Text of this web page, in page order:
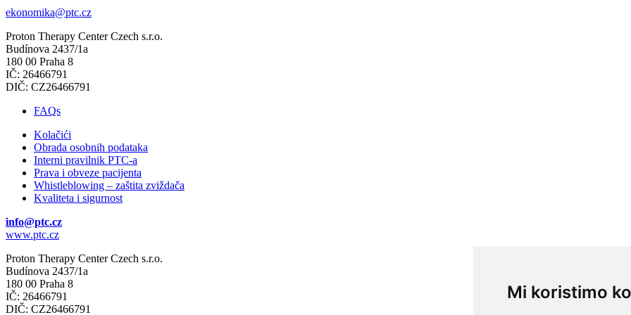
Mi koristimo
ekonomika@ptc.cz
Proton Therapy Center Czech s.r.o.
Budínova 2437/1a
180 00 Praha 8
IČ: 26466791
DIČ: CZ26466791
FAQs
Kolačići
Obrada osobnih podataka
Interni pravilnik PTC-a
Prava i obveze pacijenta
Whistleblowing – zaštita zviždača
Kvaliteta i sigurnost
info@ptc.cz
www.ptc.cz
Proton Therapy Center Czech s.r.o.
Budínova 2437/1a
180 00 Praha 8
IČ: 26466791
DIČ: CZ26466791